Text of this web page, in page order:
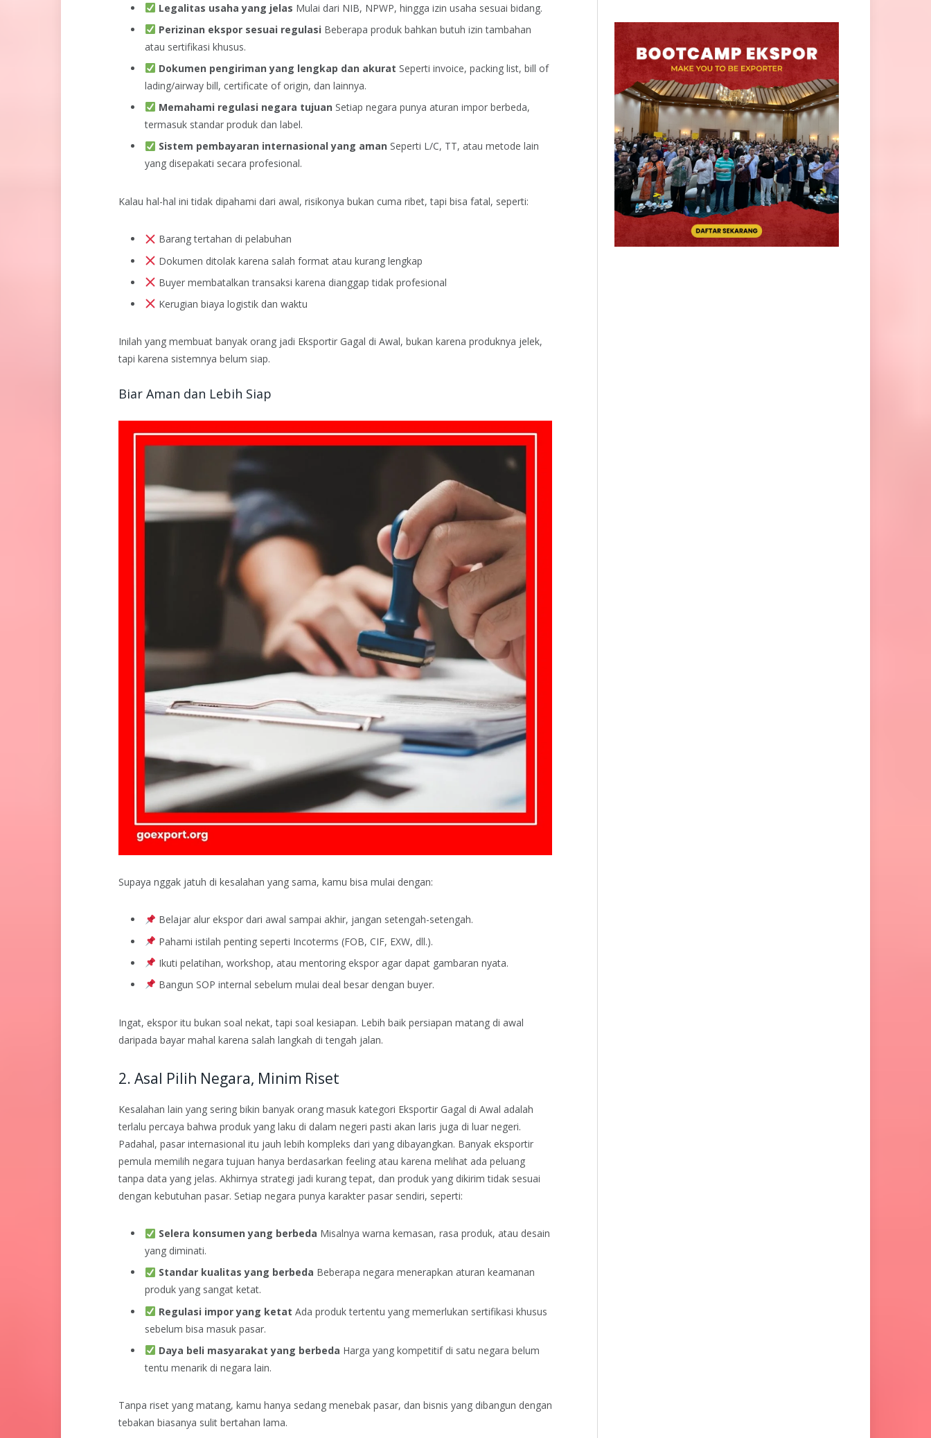
Legalitas usaha yang jelas Mulai dari NIB, NPWP, hingga izin usaha sesuai bidang.
Perizinan ekspor sesuai regulasi Beberapa produk bahkan butuh izin tambahan
atau sertifikasi khusus.
Dokumen pengiriman yang lengkap dan akurat Seperti invoice, packing list, bill of
lading/airway bill, certificate of origin, dan lainnya.
Memahami regulasi negara tujuan Setiap negara punya aturan impor berbeda,
termasuk standar produk dan label.
Sistem pembayaran internasional yang aman Seperti L/C, TT, atau metode lain
yang disepakati secara profesional.
Kalau hal-hal ini tidak dipahami dari awal, risikonya bukan cuma ribet, tapi bisa fatal, seperti:
Barang tertahan di pelabuhan
Dokumen ditolak karena salah format atau kurang lengkap
Buyer membatalkan transaksi karena dianggap tidak profesional
Kerugian biaya logistik dan waktu
Inilah yang membuat banyak orang jadi Eksportir Gagal di Awal, bukan karena produknya jelek,
tapi karena sistemnya belum siap.
Biar Aman dan Lebih Siap
Supaya nggak jatuh di kesalahan yang sama, kamu bisa mulai dengan:
Belajar alur ekspor dari awal sampai akhir, jangan setengah-setengah.
Pahami istilah penting seperti Incoterms (FOB, CIF, EXW, dll.).
Ikuti pelatihan, workshop, atau mentoring ekspor agar dapat gambaran nyata.
Bangun SOP internal sebelum mulai deal besar dengan buyer.
Ingat, ekspor itu bukan soal nekat, tapi soal kesiapan. Lebih baik persiapan matang di awal
daripada bayar mahal karena salah langkah di tengah jalan.
2. Asal Pilih Negara, Minim Riset
Kesalahan lain yang sering bikin banyak orang masuk kategori Eksportir Gagal di Awal adalah
terlalu percaya bahwa produk yang laku di dalam negeri pasti akan laris juga di luar negeri.
Padahal, pasar internasional itu jauh lebih kompleks dari yang dibayangkan. Banyak eksportir
pemula memilih negara tujuan hanya berdasarkan feeling atau karena melihat ada peluang
tanpa data yang jelas. Akhirnya strategi jadi kurang tepat, dan produk yang dikirim tidak sesuai
dengan kebutuhan pasar. Setiap negara punya karakter pasar sendiri, seperti:
Selera konsumen yang berbeda Misalnya warna kemasan, rasa produk, atau desain
yang diminati.
Standar kualitas yang berbeda Beberapa negara menerapkan aturan keamanan
produk yang sangat ketat.
Regulasi impor yang ketat Ada produk tertentu yang memerlukan sertifikasi khusus
sebelum bisa masuk pasar.
Daya beli masyarakat yang berbeda Harga yang kompetitif di satu negara belum
tentu menarik di negara lain.
Tanpa riset yang matang, kamu hanya sedang menebak pasar, dan bisnis yang dibangun dengan
tebakan biasanya sulit bertahan lama.